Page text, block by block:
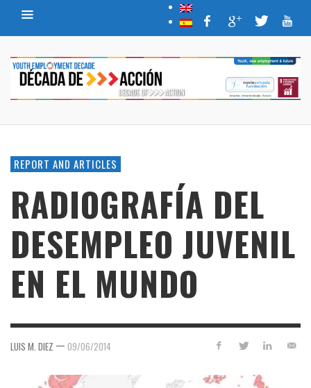
REPORT AND ARTICLES
RADIOGRAFÍA DEL
DESEMPLEO JUVENIL
EN EL MUNDO
LUIS M. DIEZ — 09/06/2014